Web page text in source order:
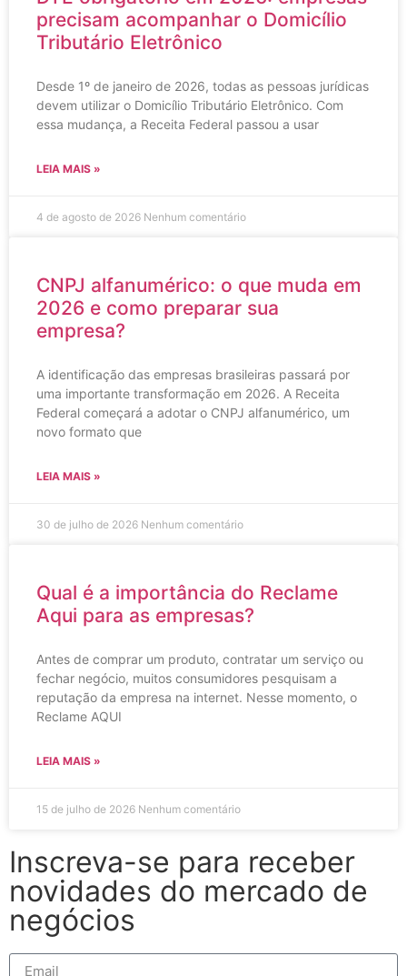
precisam acompanhar o Domicílio
Tributário Eletrônico
Desde 1º de janeiro de 2026, todas as pessoas jurídicas
devem utilizar o Domicílio Tributário Eletrônico. Com
essa mudança, a Receita Federal passou a usar
LEIA MAIS »
4 de agosto de 2026 Nenhum comentário
CNPJ alfanumérico: o que muda em
2026 e como preparar sua
empresa?
A identificação das empresas brasileiras passará por
uma importante transformação em 2026. A Receita
Federal começará a adotar o CNPJ alfanumérico, um
novo formato que
LEIA MAIS »
30 de julho de 2026 Nenhum comentário
Qual é a importância do Reclame
Aqui para as empresas?
Antes de comprar um produto, contratar um serviço ou
fechar negócio, muitos consumidores pesquisam a
reputação da empresa na internet. Nesse momento, o
Reclame AQUI
LEIA MAIS »
15 de julho de 2026 Nenhum comentário
Inscreva-se para receber
novidades do mercado de
negócios